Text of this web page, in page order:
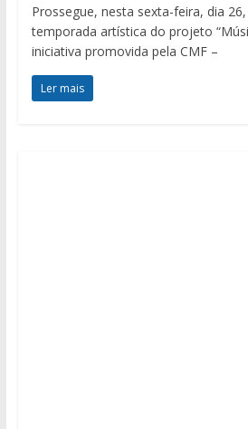
Prossegue, nesta sexta-feira, dia
temporada artística do projeto
iniciativa promovida pela CMF –
Ler mais